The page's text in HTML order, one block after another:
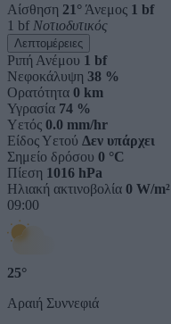
Αίσθηση 21° Άνεμος 1 bf
1 bf Νοτιοδυτικός
Λεπτομέρειες
Ριπή Ανέμου 1 bf
Νεφοκάλυψη 38 %
Ορατότητα 0 km
Υγρασία 74 %
Υετός 0.0 mm/hr
Είδος Υετού Δεν υπάρχει
Σημείο δρόσου 0 °C
Πίεση 1016 hPa
Ηλιακή ακτινοβολία 0 W/m²
09:00
25°
Αραιή Συννεφιά